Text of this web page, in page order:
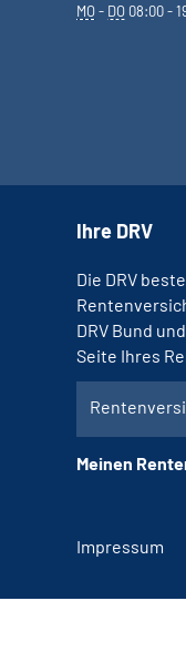
MO- DO 08:00 -
Ihre DRV
Die DRV
DRV Bund
Seite Ihres
Meinen
Impressum